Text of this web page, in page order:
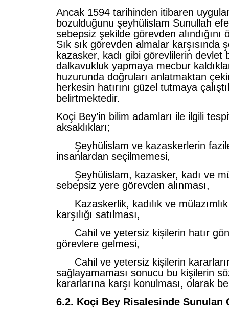
Ancak 1594 tarihinden itibaren
bozulduğunu şeyhülislam Sunullah
sebepsiz şekilde görevden
Sık sık görevden almalar karşısında
kazasker, kadı gibi görevlilerin devlet
dalkavukluk yapmaya mecbur
huzurunda doğruları anlatmaktan
herkesin hatırını güzel tutmaya
belirtmektedir.
Koçi Bey’in bilim adamları ile ilgili
aksaklıkları;
Şeyhülislam ve kazaskerlerin
insanlardan seçilmemesi,
Şeyhülislam, kazasker, kadı ve
sebepsiz yere görevden alınması,
Kazaskerlik, kadılık ve
karşılığı satılması,
Cahil ve yetersiz kişilerin hatır
görevlere gelmesi,
Cahil ve yetersiz kişilerin
sağlayamaması sonucu bu kişilerin
kararlarına karşı konulması, olarak
6.2. Koçi Bey Risalesinde Sunulan